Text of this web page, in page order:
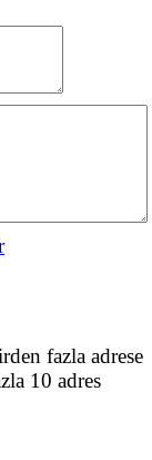
fazla adrese
10 adres